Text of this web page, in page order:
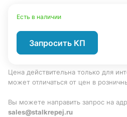
Есть в наличии
Запросить КП
Цена действительна только для
может отличаться от цен в
Вы можете направить запрос на
sales@stalkrepej.ru